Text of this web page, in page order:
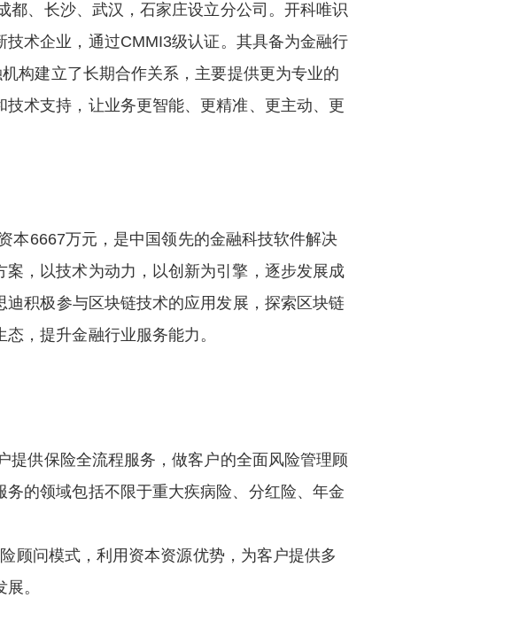
、长沙、武汉，石家庄设立分公司。开科唯识
术企业，通过CMMI3级认证。其具备为金融行
构建立了长期合作关系，主要提供更为专业的
术支持，让业务更智能、更精准、更主动、更
本6667万元，是中国领先的金融科技软件解决
，以技术为动力，以创新为引擎，逐步发展成
积极参与区块链技术的应用发展，探索区块链
，提升金融行业服务能力。
供保险全流程服务，做客户的全面风险管理顾
的领域包括不限于重大疾病险、分红险、年金
顾问模式，利用资本资源优势，为客户提供多
。